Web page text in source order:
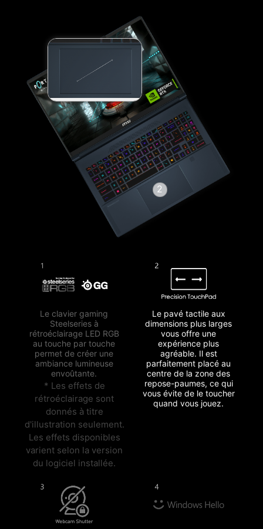
Le clavier gaming
Steelseries à
rétroéclairage LED RGB
au touche par touche
permet de créer une
ambiance lumineuse
envoûtante.
* Les effets de
rétroéclairage sont
donnés à titre
d'illustration seulement.
Les effets disponibles
varient selon la version
du logiciel installée.
Le pavé tactile aux
dimensions plus larges
vous offre une
expérience plus
agréable. Il est
parfaitement placé au
centre de la zone des
repose-paumes, ce qui
vous évite de le toucher
quand vous jouez.